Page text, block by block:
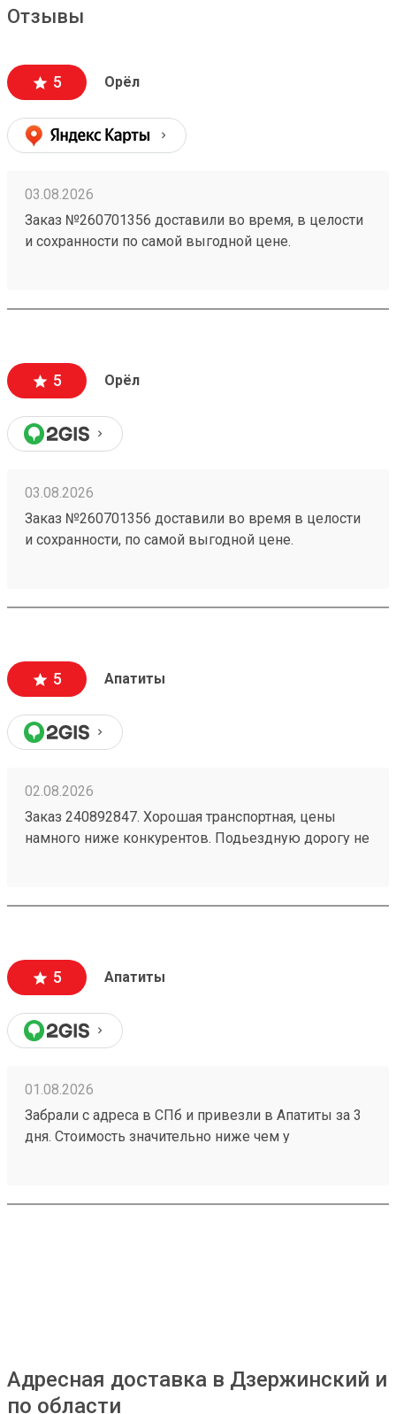
Отзывы
5 Орёл
03.08.2026
Заказ №260701356 доставили во время, в целости
и сохранности по самой выгодной цене.
5 Орёл
03.08.2026
Заказ №260701356 доставили во время в целости
и сохранности, по самой выгодной цене.
5 Апатиты
02.08.2026
Заказ 240892847. Хорошая транспортная, цены
намного ниже конкурентов. Подьездную дорогу не
подскажут как лучше упаковать. Заказы
5 Апатиты
01.08.2026
Забрали с адреса в СПб и привезли в Апатиты за 3
дня. Стоимость значительно ниже чем у
компанией! Номер заказа 260691900.
Адресная доставка в Дзержинский и
по области